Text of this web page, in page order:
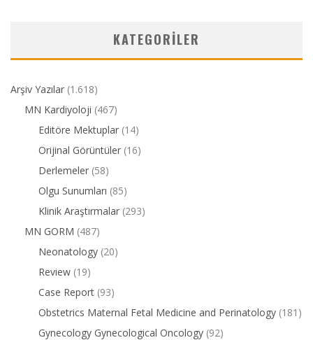
KATEGORILER
Arşiv Yazılar (1.618)
MN Kardiyoloji (467)
Editöre Mektuplar (14)
Orijinal Görüntüler (16)
Derlemeler (58)
Olgu Sunumları (85)
Klinik Araştırmalar (293)
MN GORM (487)
Neonatology (20)
Review (19)
Case Report (93)
Obstetrics Maternal Fetal Medicine and Perinatology (181)
Gynecology Gynecological Oncology (92)